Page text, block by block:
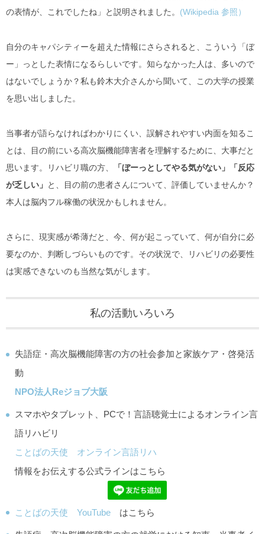
の表情が、これでしたね」と説明されました。 (Wikipedia 参照）
自分のキャパシティーを超えた情報にさらされると、こういう「ぼ
ー」っとした表情になるらしいです。知らなかった人は、多いので
はないでしょうか？私も鈴木大介さんから聞いて、この大学の授業
を思い出しました。
当事者が語らなければわかりにくい、誤解されやすい内面を知るこ
とは、目の前にいる高次脳機能障害者を理解するために、大事だと
思います。
リハビリ職の方、
「ぼーっとしてやる気がない」「反応
が乏しい」 と、目の前の患者さんについて、評価していませんか？
本人は脳内フル稼働の状況かもしれません。
さらに、現実感が希薄だと、今、何が起こっていて、何が自分に必
要なのか、判断しづらいものです。その状況で、リハビリの必要性
は実感できないのも当然な気がします。
私の活動いろいろ
失語症・高次脳機能障害の方の社会参加と家族ケア・啓発活
動
NPO法人Reジョブ大阪
スマホやタブレット、PCで！言語聴覚士によるオンライン言
語リハビリ
ことばの天使 オンライン言語リハ
情報をお伝えする公式ラインはこちら
ことばの天使 YouTube はこちら